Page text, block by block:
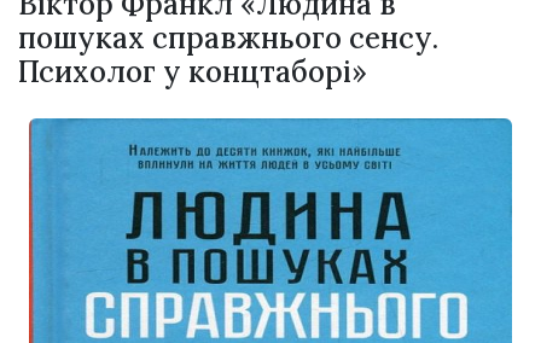
пошуках справжнього сенсу.
Психолог у концтаборі»